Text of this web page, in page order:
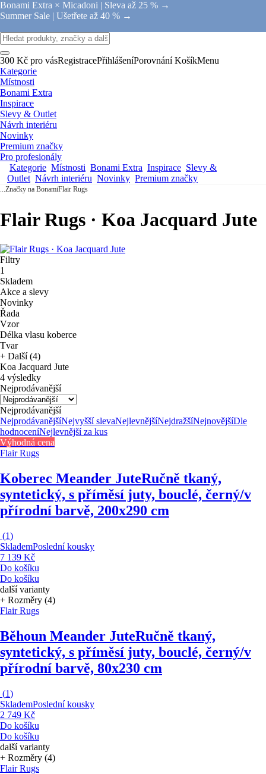
Bonami Extra × Micadoni | Sleva až 25 % →
Summer Sale | Ušetřete až 40 % →
300 Kč pro vásRegistracePřihlášeníPorovnání KošíkMenu
Kategorie
Místnosti
Bonami Extra
Inspirace
Slevy & Outlet
Návrh interiéru
Novinky
Premium značky
Pro profesionály
Kategorie Místnosti Bonami Extra Inspirace Slevy &
Outlet Návrh interiéru Novinky Premium značky
...Značky na BonamiFlair Rugs
Flair Rugs · Koa Jacquard Jute
Filtry
1
Skladem
Akce a slevy
Novinky
Řada
Vzor
Délka vlasu koberce
Tvar
+ Další (4)
Koa Jacquard Jute
4 výsledky
Nejprodávanější
Nejprodávanější
NejprodávanějšíNejvyšší slevaNejlevnějšíNejdražšíNejnovějšíDle
hodnoceníNejlevnější za kus
Výhodná cena
Flair Rugs
Koberec Meander JuteRučně tkaný,
syntetický, s příměsí juty, bouclé, černý/v
přírodní barvě, 200x290 cm
(1)
SklademPoslední kousky
7 139 Kč
Do košíku
Do košíku
další varianty
+ Rozměry (4)
Flair Rugs
Běhoun Meander JuteRučně tkaný,
syntetický, s příměsí juty, bouclé, černý/v
přírodní barvě, 80x230 cm
(1)
SklademPoslední kousky
2 749 Kč
Do košíku
Do košíku
další varianty
+ Rozměry (4)
Flair Rugs